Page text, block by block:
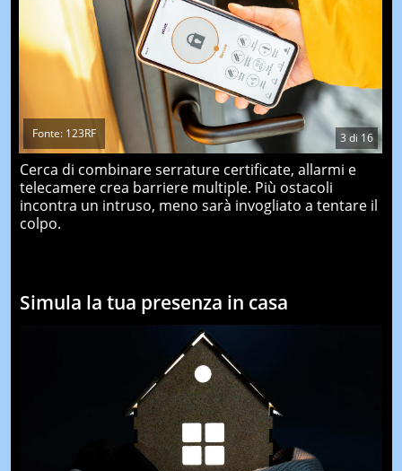
3 di 16
Fonte: 123RF
Cerca di combinare serrature certificate, allarmi e
telecamere crea barriere multiple. Più ostacoli
incontra un intruso, meno sarà invogliato a tentare il
colpo.
Simula la tua presenza in casa